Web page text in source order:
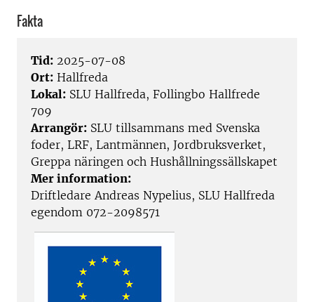
Fakta
Tid: 2025-07-08
Ort: Hallfreda
Lokal: SLU Hallfreda, Follingbo Hallfrede
709
Arrangör: SLU tillsammans med Svenska
foder, LRF, Lantmännen, Jordbruksverket,
Greppa näringen och Hushållningssällskapet
Mer information:
Driftledare Andreas Nypelius, SLU Hallfreda
egendom 072-2098571